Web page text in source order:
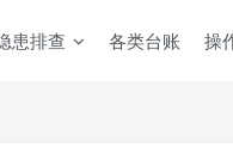
患排查 各类台账 操